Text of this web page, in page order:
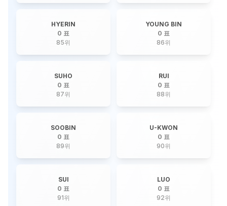
HYERIN
0 표
85위
YOUNG BIN
0 표
86위
SUHO
0 표
87위
RUI
0 표
88위
SOOBIN
0 표
89위
U-KWON
0 표
90위
SUI
0 표
91위
LUO
0 표
92위